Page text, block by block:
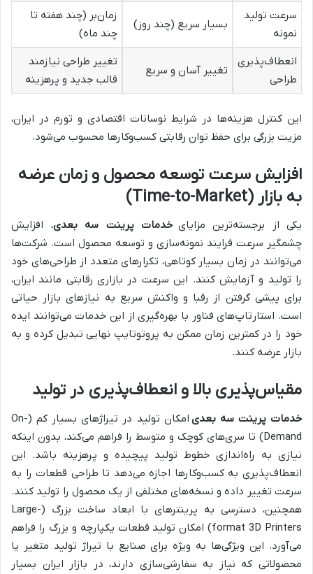
سرعت تولید
نمونه
بسیار سریع (چند روز)
زمان‌بر (چند هفته تا
چند ماه)
انعطاف‌پذیری
طراحی
تغییر آسان و سریع
تغییر طراحی نیازمند
قالب جدید و پرهزینه
این کنترل هزینه‌ها در شرایط نوسانات اقتصادی و تورم در ایران،
مزیت بزرگی برای حفظ توان رقابتی کسب‌وکارها محسوب می‌شود.
افزایش سرعت توسعه محصول و زمان عرضه
به بازار (Time-to-Market)
یکی از برجسته‌ترین مزایای خدمات پرینت سه بعدی، افزایش
چشمگیر سرعت فرایند نمونه‌سازی و توسعه محصول است. شرکت‌ها
می‌توانند در زمان بسیار کوتاهی، تکرارهای متعدد از طراحی‌های خود
را تولید و آزمایش کنند. این سرعت در بازاری رقابتی مانند ایران،
برای پیشی گرفتن از رقبا و واکنش سریع به نیازهای بازار حیاتی
است. استارتاپ‌های فناور با بهره‌گیری از این خدمات می‌توانند ایده
خود را در کمترین زمان ممکن به پروتوتایپ نهایی تبدیل کرده و به
بازار عرضه کنند.
مقیاس‌پذیری بالا و انعطاف‌پذیری در تولید
خدمات پرینت سه بعدی
امکان تولید در تیراژهای بسیار کم (On-
Demand) تا سری‌های کوچک و متوسط را فراهم می‌کند، بدون اینکه
نیازی به راه‌اندازی خطوط تولید پیچیده و پرهزینه باشد. این
انعطاف‌پذیری به کسب‌وکارها اجازه می‌دهد تا طراحی قطعات را به
سرعت تغییر داده و نسخه‌های مختلفی از یک محصول را تولید کنند.
همچنین، دسترسی به پرینترهای با ابعاد ساخت بزرگ (Large-
format 3D Printers) امکان تولید قطعات یکپارچه و بزرگ را فراهم
می‌آورد. این ویژگی‌ها به ویژه برای صنایع با تیراژ تولید متغیر یا
محصولاتی که نیاز به سفارشی‌سازی دارند، در بازار ایران بسیار